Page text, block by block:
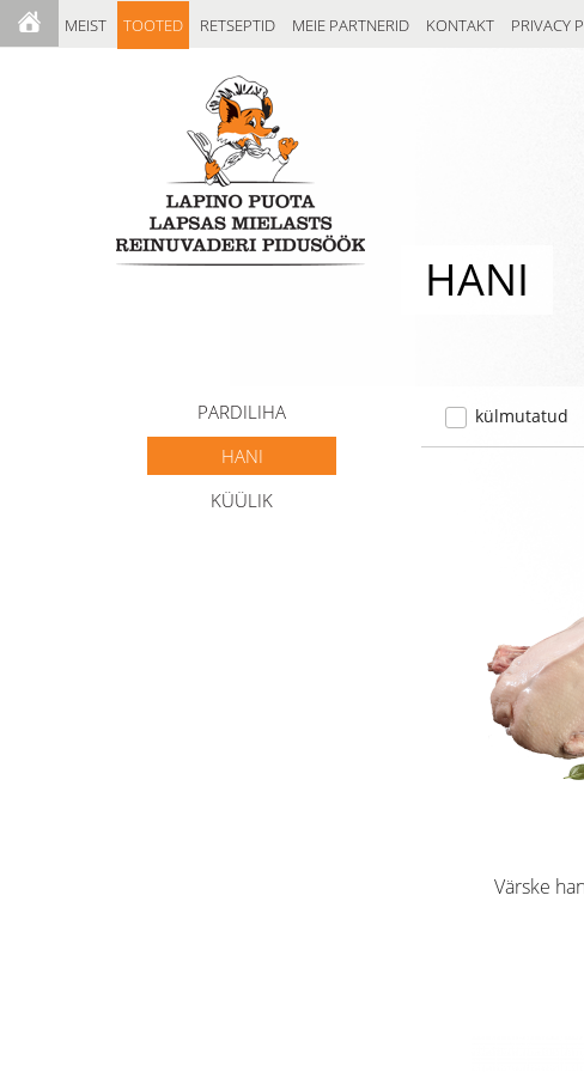
MEIST TOOTED RETSEPTID MEIE PARTNERID KONTAKT PRIVACY
HANI
PARDILIHA
HANI
KÜÜLIK
külmutatud
Värske